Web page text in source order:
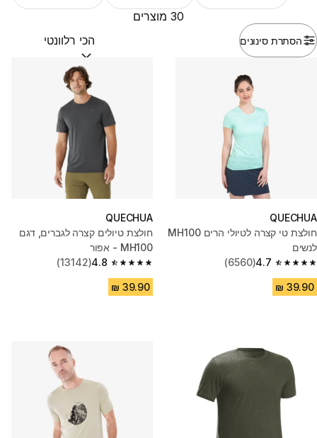
הסתרת סינונים
30 מוצרים
מיין לפי:(optional)
QUECHUA
חולצת טי קצרה לטיולי הרים MH100
לנשים
4.7
4.7 out of 5 stars from 6560 reviews
(6560)
QUECHUA
חולצת טיולים קצרה לגברים, דגם
MH100 - אפור
4.8
4.8 out of 5 stars from 13142 reviews
(13142)